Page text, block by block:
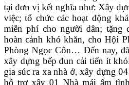
tại đơn vị kết nghĩa như: Xây
việc; tổ chức các hoạt động
miễn phí cho người dân; tặng
hoàn cảnh khó khăn, cho Hội
Phòng Ngọc Côn… Đến nay,
xây dựng bếp đun cải tiến ít
gia súc ra xa nhà ở, xây dựng
hỗ trợ xây 01 Nhà mái ấm